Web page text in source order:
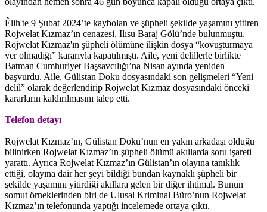
Êlih'te 9 Şubat 2024’te kaybolan ve şüpheli şekilde yaşamını yitiren
Rojwelat Kızmaz’ın cenazesi, Ilısu Baraj Gölü’nde bulunmuştu.
Rojwelat Kızmaz'ın şüpheli ölümüne ilişkin dosya “kovuşturmaya
yer olmadığı” kararıyla kapatılmıştı. Aile, yeni delillerle birlikte
Batman Cumhuriyet Başsavcılığı’na Nisan ayında yeniden
başvurdu. Aile, Gülistan Doku dosyasındaki son gelişmeleri “Yeni
delil” olarak değerlendirip Rojwelat Kızmaz dosyasındaki önceki
kararların kaldırılmasını talep etti.
Telefon detayı
Rojwelat Kızmaz’ın, Gülistan Doku’nun en yakın arkadaşı olduğu
bilinirken Rojwelat Kızmaz’ın şüpheli ölümü akıllarda soru işareti
yarattı. Ayrıca Rojwelat Kızmaz’ın Gülistan’ın olayına tanıklık
ettiği, olayına dair her şeyi bildiği bundan kaynaklı şüpheli bir
şekilde yaşamını yitirdiği akıllara gelen bir diğer ihtimal. Bunun
somut örneklerinden biri de Ulusal Kriminal Büro’nun Rojwelat
Kızmaz’ın telefonunda yaptığı incelemede ortaya çıktı.